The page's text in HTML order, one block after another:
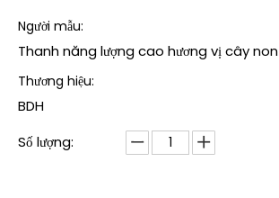
Người mẫu:
Thanh năng lượng cao hương vị cây non
Thương hiệu:
BDH
Số lượng: